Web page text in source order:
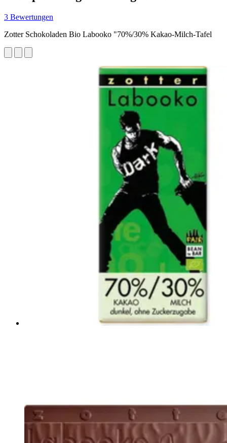
3 Bewertungen
Zotter Schokoladen Bio Labooko "70%/30% Kakao-Milch-Tafel